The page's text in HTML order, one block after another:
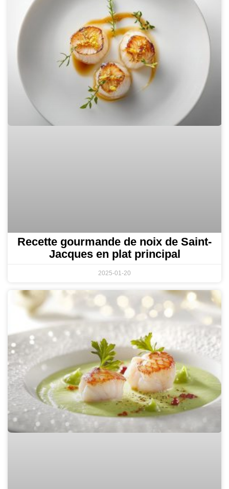
Recette gourmande de noix de Saint-
Jacques en plat principal
2025-01-20